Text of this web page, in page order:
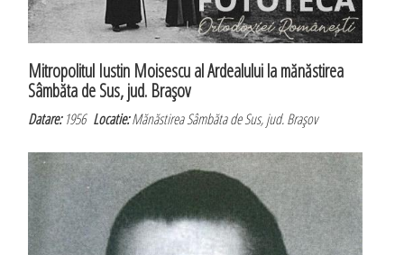
Mitropolitul Iustin Moisescu al Ardealului la mănăstirea
Sâmbăta de Sus, jud. Braşov
Datare:1956Locatie:Mănăstirea Sâmbăta de Sus, jud. Braşov